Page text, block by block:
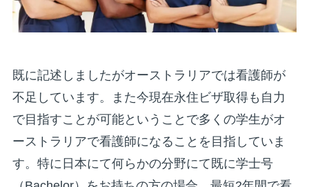
既に記述しましたがオーストラリアでは看護師が
不足しています。また今現在永住ビザ取得も自力
で目指すことが可能ということで多くの学生がオ
ーストラリアで看護師になることを目指していま
す。特に日本にて何らかの分野にて既に学士号